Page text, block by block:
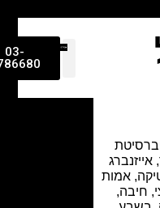
03-
9786680